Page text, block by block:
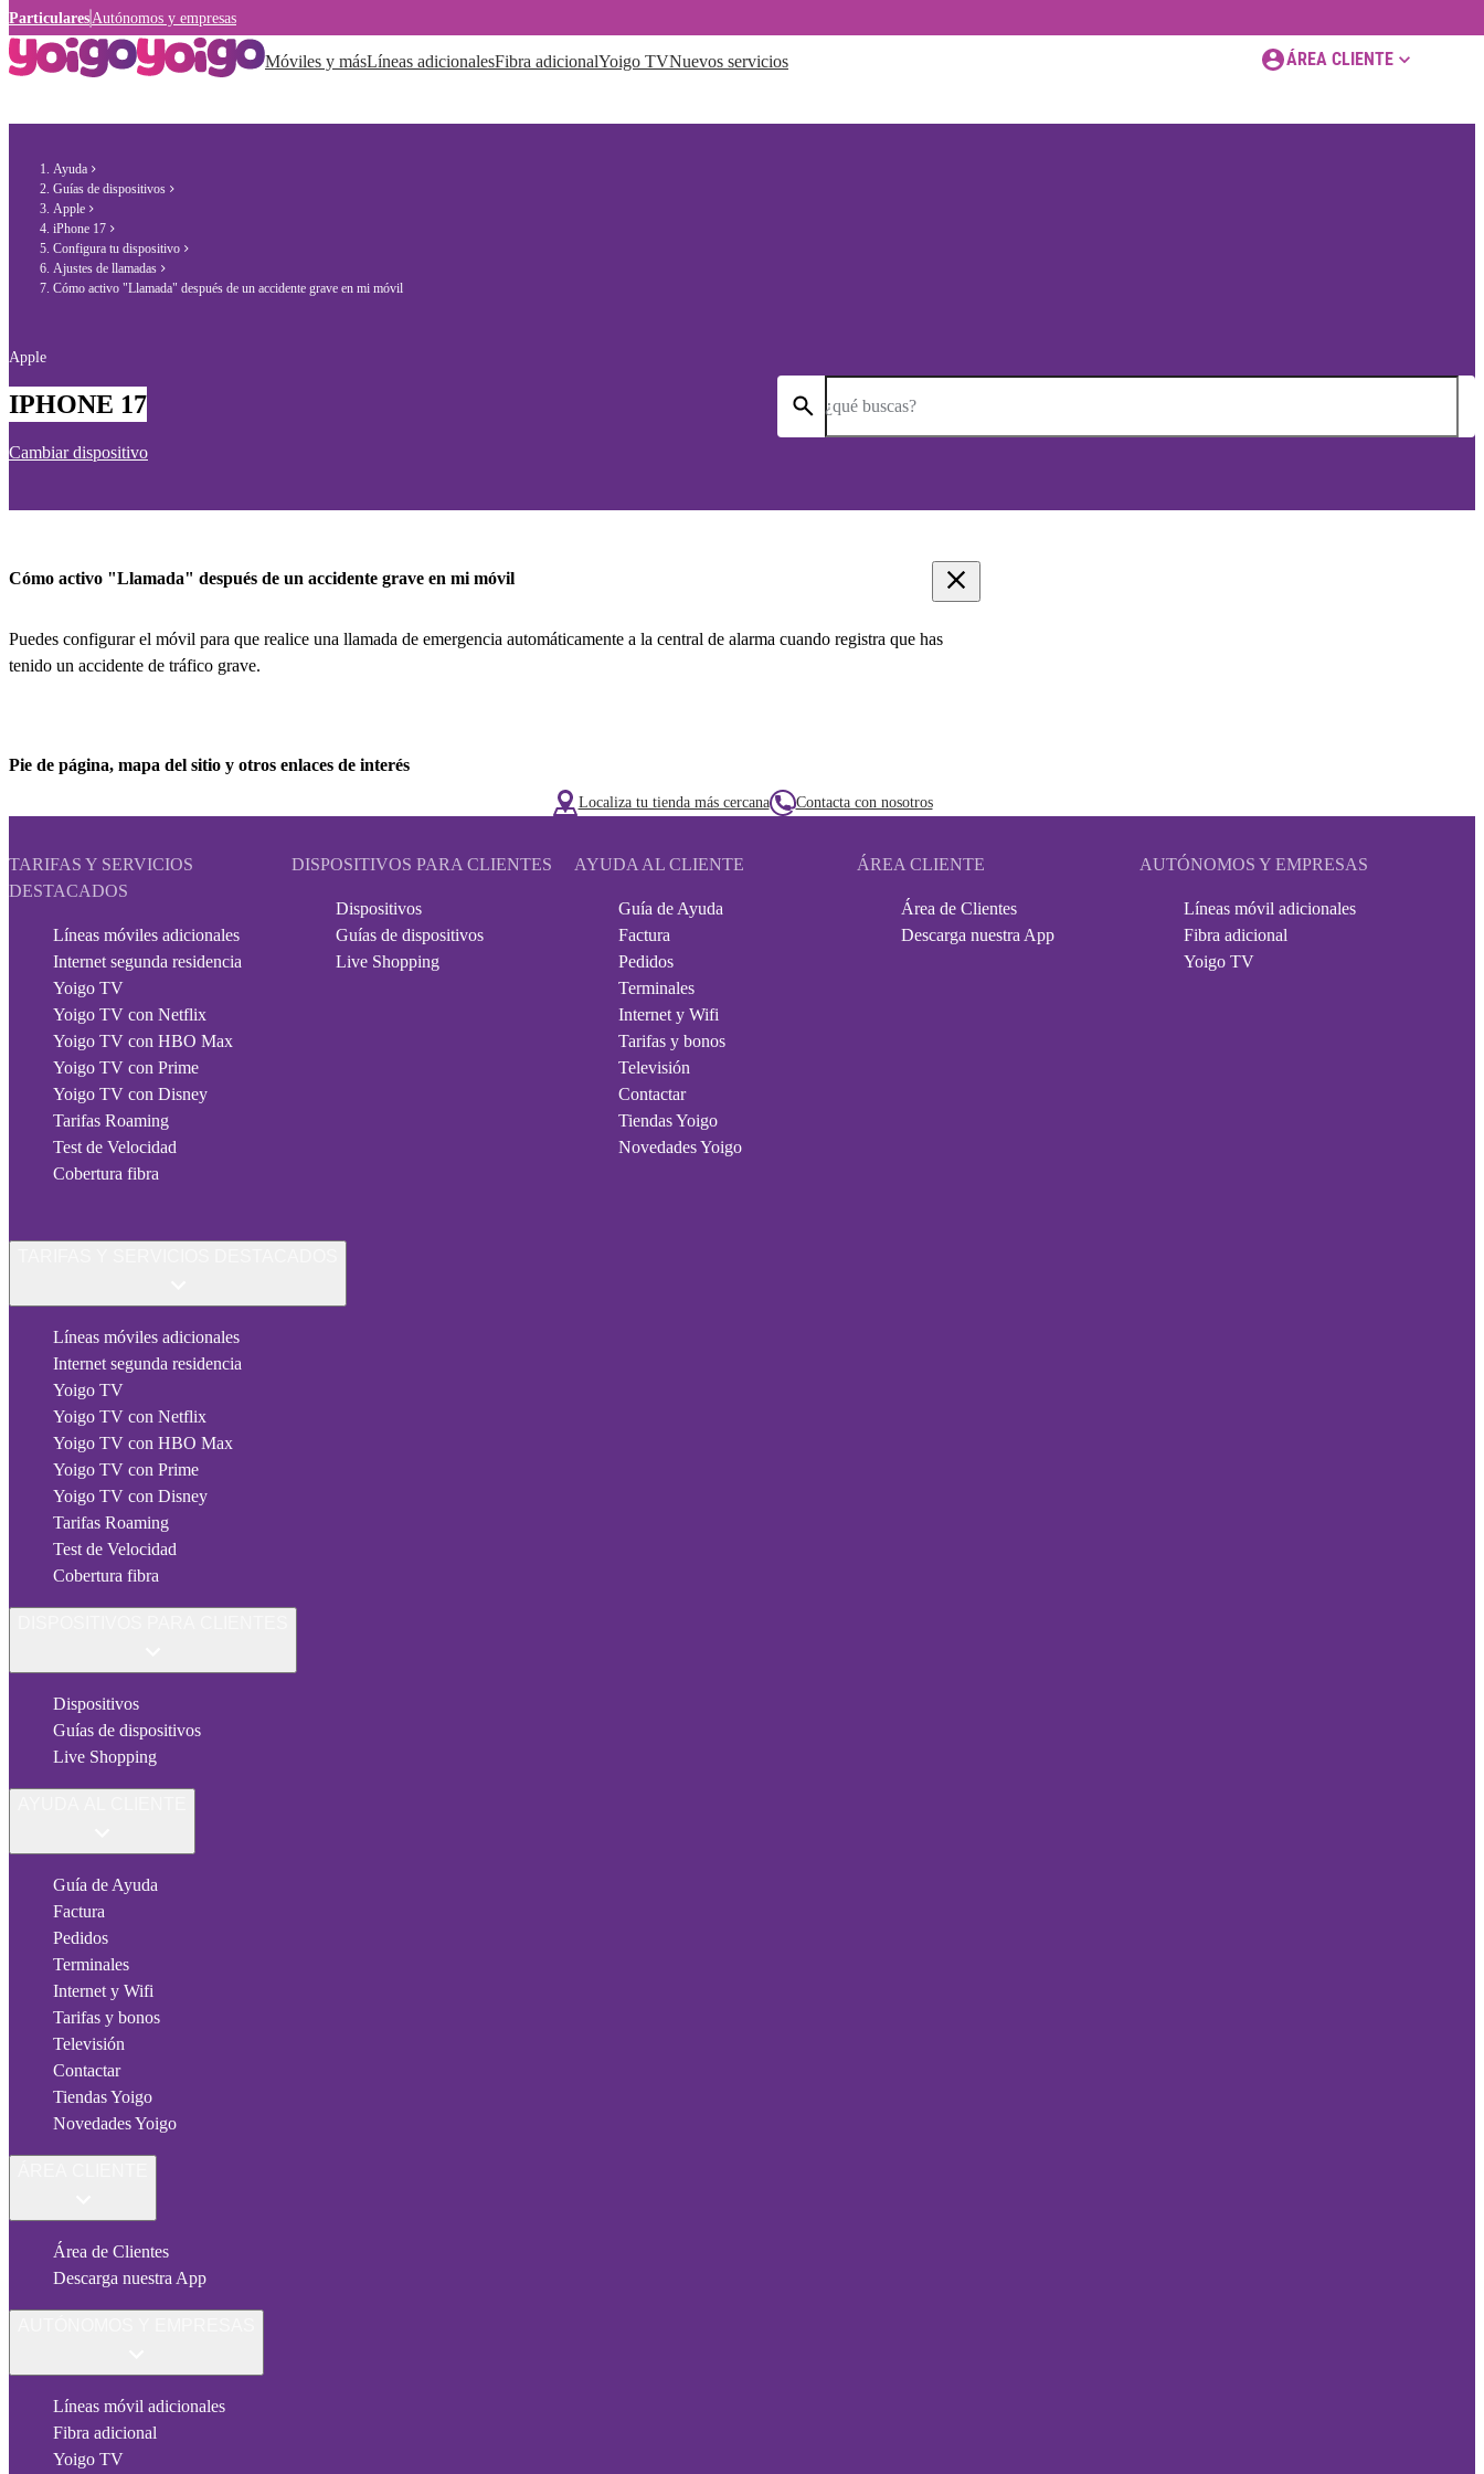
Particulares Autónomos y empresas
Móviles y másLíneas adicionalesFibra adicionalYoigo TVNuevos servicios ÁREA CLIENTE
Ayuda
Guías de dispositivos
Apple
iPhone 17
Configura tu dispositivo
Ajustes de llamadas
Cómo activo "Llamada" después de un accidente grave en mi móvil
Apple
IPHONE 17
Cambiar dispositivo
¿qué buscas?
Cómo activo "Llamada" después de un accidente grave en mi móvil
Puedes configurar el móvil para que realice una llamada de emergencia automáticamente a la central de alarma cuando registra que has
tenido un accidente de tráfico grave.
Pie de página, mapa del sitio y otros enlaces de interés
Localiza tu tienda más cercana Contacta con nosotros
TARIFAS Y SERVICIOS
DESTACADOS
Líneas móviles adicionales
Internet segunda residencia
Yoigo TV
Yoigo TV con Netflix
Yoigo TV con HBO Max
Yoigo TV con Prime
Yoigo TV con Disney
Tarifas Roaming
Test de Velocidad
Cobertura fibra
DISPOSITIVOS PARA CLIENTES
Dispositivos
Guías de dispositivos
Live Shopping
AYUDA AL CLIENTE
Guía de Ayuda
Factura
Pedidos
Terminales
Internet y Wifi
Tarifas y bonos
Televisión
Contactar
Tiendas Yoigo
Novedades Yoigo
ÁREA CLIENTE
Área de Clientes
Descarga nuestra App
AUTÓNOMOS Y EMPRESAS
Líneas móvil adicionales
Fibra adicional
Yoigo TV
Líneas móviles adicionales
Internet segunda residencia
Yoigo TV
Yoigo TV con Netflix
Yoigo TV con HBO Max
Yoigo TV con Prime
Yoigo TV con Disney
Tarifas Roaming
Test de Velocidad
Cobertura fibra
Dispositivos
Guías de dispositivos
Live Shopping
Guía de Ayuda
Factura
Pedidos
Terminales
Internet y Wifi
Tarifas y bonos
Televisión
Contactar
Tiendas Yoigo
Novedades Yoigo
Área de Clientes
Descarga nuestra App
Líneas móvil adicionales
Fibra adicional
Yoigo TV